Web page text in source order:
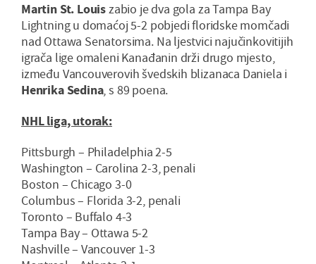
Martin St. Louiszabio je dva gola za Tampa Bay
Lightning u domaćoj 5-2 pobjedi floridske momčadi
nad Ottawa Senatorsima. Na ljestvici najučinkovitijih
igrača lige omaleni Kanađanin drži drugo mjesto,
između Vancouverovih švedskih blizanaca Daniela i
Henrika Sedina, s 89 poena.
NHL liga, utorak:
Pittsburgh – Philadelphia 2-5
Washington – Carolina 2-3, penali
Boston – Chicago 3-0
Columbus – Florida 3-2, penali
Toronto – Buffalo 4-3
Tampa Bay – Ottawa 5-2
Nashville – Vancouver 1-3